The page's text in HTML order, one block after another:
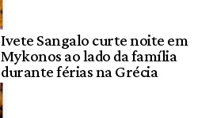
Ivete Sangalo curte noite em
Mykonos ao lado da família
durante férias na Grécia